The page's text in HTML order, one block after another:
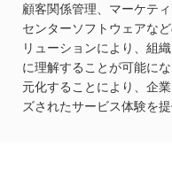
顧客関係管理、マーケテ
センターソフトウェアな
リューションにより、組
に理解することが可能に
元化することにより、企
ズされたサービス体験を提